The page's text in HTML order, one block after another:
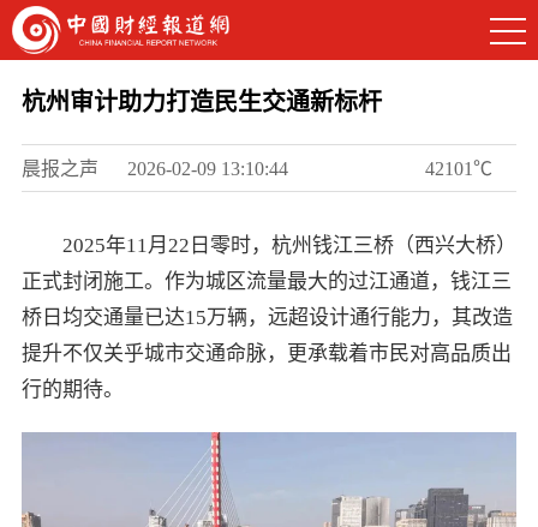
杭州审计助力打造民生交通新标杆
晨报之声 2026-02-09 13:10:44 42101℃
2025年11月22日零时，杭州钱江三桥（西兴大桥）
正式封闭施工。作为城区流量最大的过江通道，钱江三
桥日均交通量已达15万辆，远超设计通行能力，其改造
提升不仅关乎城市交通命脉，更承载着市民对高品质出
行的期待。